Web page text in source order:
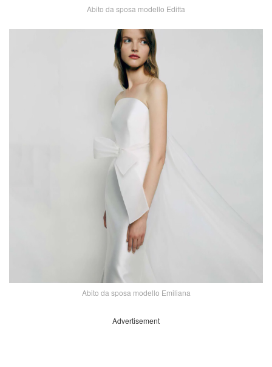
Abito da sposa modello Editta
Abito da sposa modello Emiliana
Advertisement